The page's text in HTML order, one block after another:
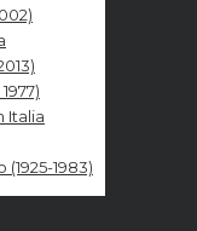
Italia
1983)